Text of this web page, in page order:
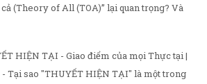
(Theory of All (TOA)” lại quan trọng? Và
HIỆN TẠI - Giao điểm của mọi Thực tại |
Tại sao "THUYẾT HIỆN TẠI" là một trong